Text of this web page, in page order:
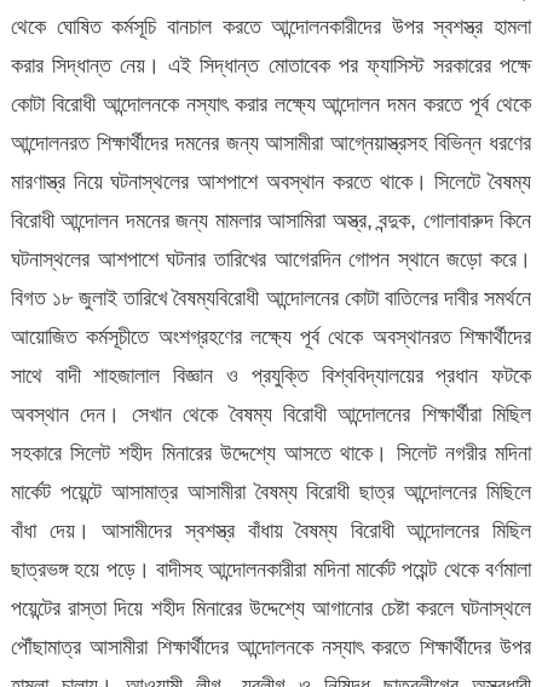
থেকে ঘোষিত কর্মসূচি বানচাল করতে আন্দোলনকারীদের উপর স্বশস্ত্র হামলা
করার সিদ্ধান্ত নেয়। এই সিদ্ধান্ত মোতাবেক পর ফ্যাসিস্ট সরকারের পক্ষে
কোটা বিরোধী আন্দোলনকে নস্যাৎ করার লক্ষ্যে আন্দোলন দমন করতে পূর্ব থেকে
আন্দোলনরত শিক্ষার্থীদের দমনের জন্য আসামীরা আগ্নেয়াস্ত্রসহ বিভিন্ন ধরণের
মারণাস্ত্র নিয়ে ঘটনাস্থলের আশপাশে অবস্থান করতে থাকে। সিলেটে বৈষম্য
বিরোধী আন্দোলন দমনের জন্য মামলার আসামিরা অস্ত্র, বন্দুক, গোলাবারুদ কিনে
ঘটনাস্থলের আশপাশে ঘটনার তারিখের আগেরদিন গোপন স্থানে জড়ো করে।
বিগত ১৮ জুলাই তারিখে বৈষম্যবিরোধী আন্দোলনের কোটা বাতিলের দাবীর সমর্থনে
আয়োজিত কর্মসূচীতে অংশগ্রহণের লক্ষ্যে পূর্ব থেকে অবস্থানরত শিক্ষার্থীদের
সাথে বাদী শাহজালাল বিজ্ঞান ও প্রযুক্তি বিশ্ববিদ্যালয়ের প্রধান ফটকে
অবস্থান দেন। সেখান থেকে বৈষম্য বিরোধী আন্দোলনের শিক্ষার্থীরা মিছিল
সহকারে সিলেট শহীদ মিনারের উদ্দেশ্যে আসতে থাকে। সিলেট নগরীর মদিনা
মার্কেট পয়েন্টে আসামাত্র আসামীরা বৈষম্য বিরোধী ছাত্র আন্দোলনের মিছিলে
বাঁধা দেয়। আসামীদের স্বশস্ত্র বাঁধায় বৈষম্য বিরোধী আন্দোলনের মিছিল
ছাত্রভঙ্গ হয়ে পড়ে। বাদীসহ আন্দোলনকারীরা মদিনা মার্কেট পয়েন্ট থেকে বর্ণমালা
পয়েন্টের রাস্তা দিয়ে শহীদ মিনারের উদ্দেশ্যে আগানোর চেষ্টা করলে ঘটনাস্থলে
পৌঁছামাত্র আসামীরা শিক্ষার্থীদের আন্দোলনকে নস্যাৎ করতে শিক্ষার্থীদের উপর